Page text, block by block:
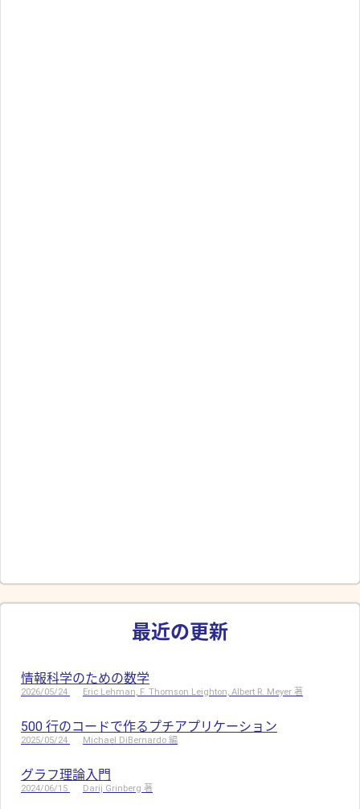
最近の更新
情報科学のための数学
2026/05/24 Eric Lehman, F. Thomson Leighton, Albert R. Meyer 著
500 行のコードで作るプチアプリケーション
2025/05/24 Michael DiBernardo 編
グラフ理論入門
2024/06/15 Darij Grinberg 著